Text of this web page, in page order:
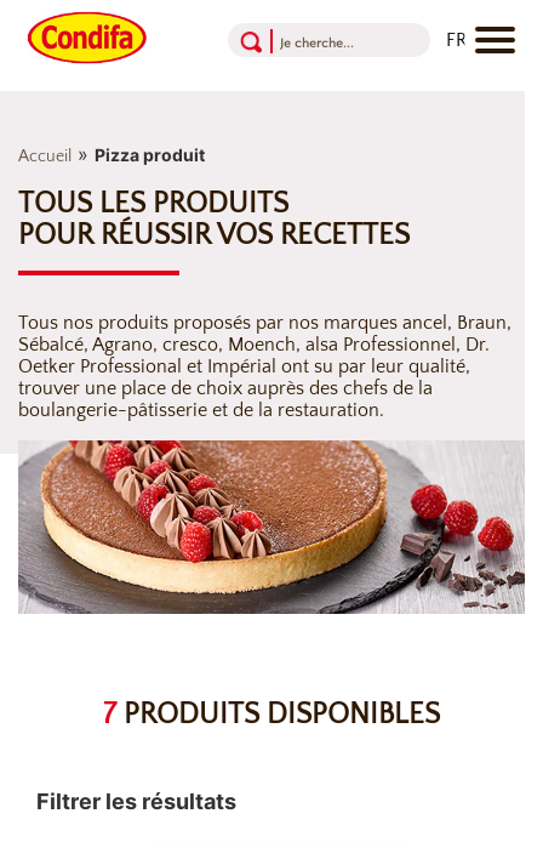
Accueil » Pizza produit
TOUS LES PRODUITS
POUR RÉUSSIR VOS RECETTES
Tous nos produits proposés par nos marques ancel, Braun,
Sébalcé, Agrano, cresco, Moench, alsa Professionnel, Dr.
Oetker Professional et Impérial ont su par leur qualité,
trouver une place de choix auprès des chefs de la
boulangerie-pâtisserie et de la restauration.
7 PRODUITS DISPONIBLES
Filtrer les résultats